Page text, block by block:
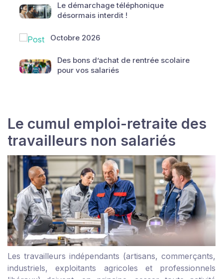
Le démarchage téléphonique
désormais interdit !
Octobre 2026
Des bons d’achat de rentrée scolaire
pour vos salariés
Le cumul emploi-retraite des
travailleurs non salariés
Les travailleurs indépendants (artisans, commerçants,
industriels, exploitants agricoles et professionnels